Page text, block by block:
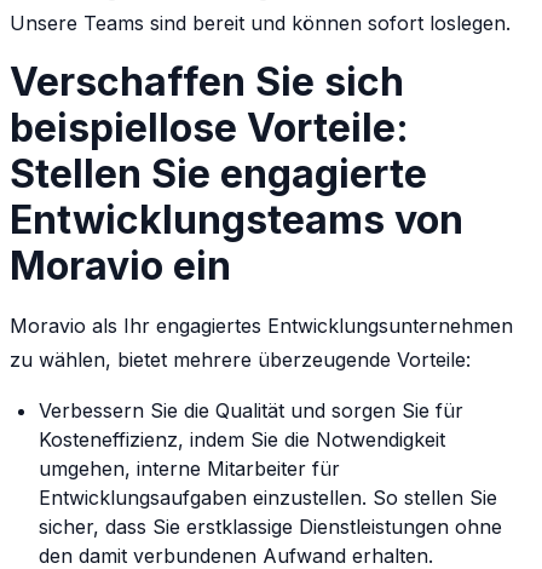
Unsere Teams sind bereit und können sofort loslegen.
Verschaffen Sie sich
beispiellose Vorteile:
Stellen Sie engagierte
Entwicklungsteams von
Moravio ein
Moravio als Ihr engagiertes Entwicklungsunternehmen
zu wählen, bietet mehrere überzeugende Vorteile:
Verbessern Sie die Qualität und sorgen Sie für
Kosteneffizienz, indem Sie die Notwendigkeit
umgehen, interne Mitarbeiter für
Entwicklungsaufgaben einzustellen. So stellen Sie
sicher, dass Sie erstklassige Dienstleistungen ohne
den damit verbundenen Aufwand erhalten.